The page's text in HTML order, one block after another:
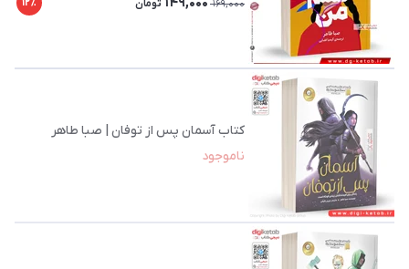
169,000 تومان
کتاب آسمان پس از توفان | صبا طاهر
ناموجود